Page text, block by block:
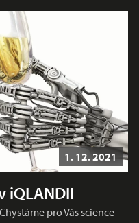
1. 12. 2021
iQLANDII
pro Vás science